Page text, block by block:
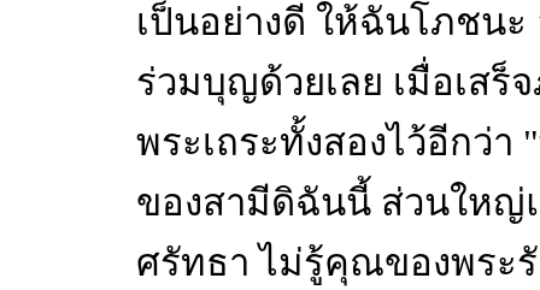
เป็นอย่างดี ให้ฉันโภชน
ร่วมบุญด้วยเลย เมื่อเสร็
พระเถระทั้งสองไว้อีกว่
ของสามีดิฉันนี้ ส่วนใหญ่
ศรัทธา ไม่รู้คุณของพระ